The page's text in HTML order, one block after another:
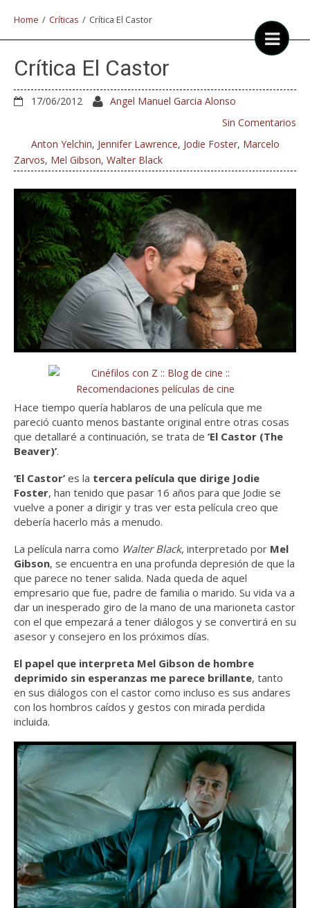
Home / Críticas / Crítica El Castor
Crítica El Castor
17/06/2012
Angel Manuel Garcia Alonso
Sin Comentarios
Anton Yelchin, Jennifer Lawrence, Jodie Foster, Marcelo
Zarvos, Mel Gibson, Walter Black
Hace tiempo quería hablaros de una película que me
pareció cuanto menos bastante original entre otras cosas
que detallaré a continuación, se trata de ‘El Castor (The
Beaver)’.
‘El Castor’ es la tercera película que dirige Jodie
Foster, han tenido que pasar 16 años para que Jodie se
vuelve a poner a dirigir y tras ver esta película creo que
debería hacerlo más a menudo.
La película narra como Walter Black, interpretado por Mel
Gibson, se encuentra en una profunda depresión de que la
que parece no tener salida. Nada queda de aquel
empresario que fue, padre de familia o marido. Su vida va a
dar un inesperado giro de la mano de una marioneta castor
con el que empezará a tener diálogos y se convertirá en su
asesor y consejero en los próximos días.
El papel que interpreta Mel Gibson de hombre
deprimido sin esperanzas me parece brillante, tanto
en sus diálogos con el castor como incluso es sus andares
con los hombros caídos y gestos con mirada perdida
incluida.